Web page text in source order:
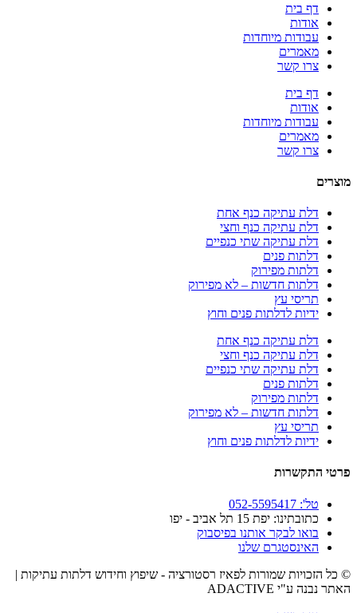
דף בית
אודות
עבודות מיוחדות
מאמרים
צרו קשר
דף בית
אודות
עבודות מיוחדות
מאמרים
צרו קשר
מוצרים
דלת עתיקה כנף אחת
דלת עתיקה כנף וחצי
דלת עתיקה שתי כנפיים
דלתות פנים
דלתות מפירוק
דלתות חדשות – לא מפירוק
תריסי עץ
ידיות לדלתות פנים וחוץ
דלת עתיקה כנף אחת
דלת עתיקה כנף וחצי
דלת עתיקה שתי כנפיים
דלתות פנים
דלתות מפירוק
דלתות חדשות – לא מפירוק
תריסי עץ
ידיות לדלתות פנים וחוץ
פרטי התקשרות
טל': 052-5595417
כתובתינו: יפת 15 תל אביב - יפו
בואו לבקר אותנו בפיסבוק
האינסטגרם שלנו
© כל הזכויות שמורות לפאיז רסטורציה - שיפוץ וחידוש דלתות עתיקות |
האתר נבנה ע"י ADACTIVE